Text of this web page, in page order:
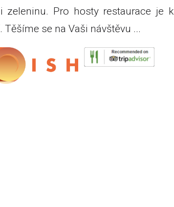
zeleninu. Pro hosty restaurace je k
se na Vaši návštěvu ...